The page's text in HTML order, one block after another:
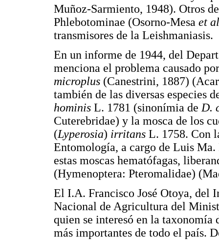
Muñoz-Sarmiento, 1948). Otros
Phlebotominae (Osorno-Mesa et
transmisores de la Leishmaniasis.
En un informe de 1944, del
menciona el problema causado
microplus (Canestrini, 1887)
también de las diversas especies
hominis L. 1781 (sinonímia de D.
Cuterebridae) y la mosca de los
(Lyperosia) irritans L. 1758. Con
Entomología, a cargo de Luis
estas moscas hematófagas,
(Hymenoptera: Pteromalidae)
El I.A. Francisco José Otoya, del
Nacional de Agricultura del
quien se interesó en la taxonomía
más importantes de todo el país.